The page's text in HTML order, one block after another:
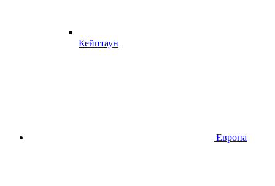
Кейптаун
Европа